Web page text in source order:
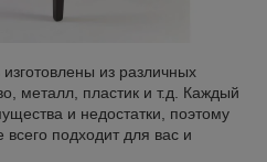
из различных
металл, пластик и т.д. Каждый
и недостатки, поэтому
подходит для вас и